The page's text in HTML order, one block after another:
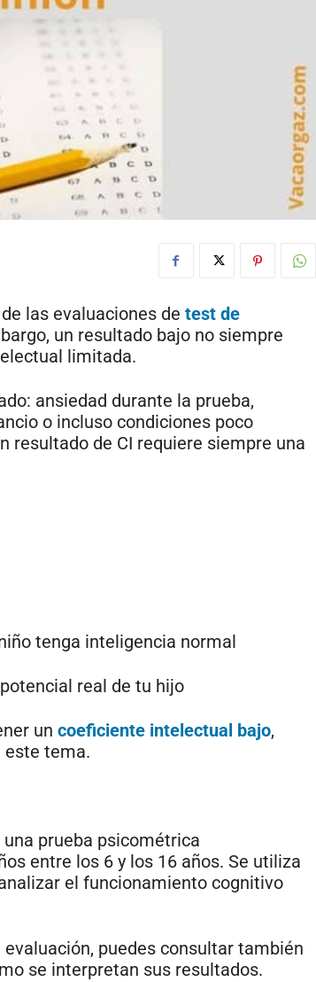
las evaluaciones de test de
un resultado bajo no siempre
limitada.
ansiedad durante la prueba,
o incluso condiciones poco
resultado de CI requiere siempre una
tenga inteligencia normal
real de tu hijo
un coeficiente intelectual bajo,
este tema.
una prueba psicométrica
entre los 6 y los 16 años. Se utiliza
el funcionamiento cognitivo
puedes consultar también
se interpretan sus resultados.